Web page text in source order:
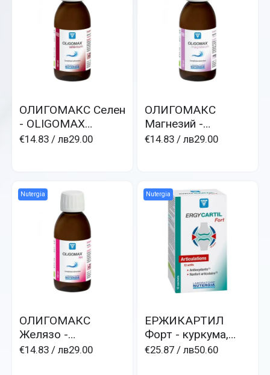
ОЛИГОМАКС Селен
- OLIGOMAX
Sélénum-течен
€14.83 / лв29.00
ОЛИГОМАКС
Магнезий -
OLIGOMAX
€14.83 / лв29.00
Nutergia
ОЛИГОМАКС
Желязо -
OLIGOMAX Fer
€14.83 / лв29.00
Nutergia
ЕРЖИКАРТИЛ
Форт - куркума,
колаген и
€25.87 / лв50.60